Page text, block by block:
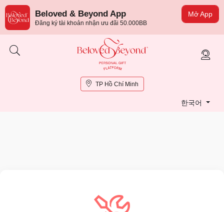
Mở App
Beloved & Beyond App
Đăng ký tài khoản nhận ưu đãi 50.000BB
TP Hồ Chí Minh
한국어